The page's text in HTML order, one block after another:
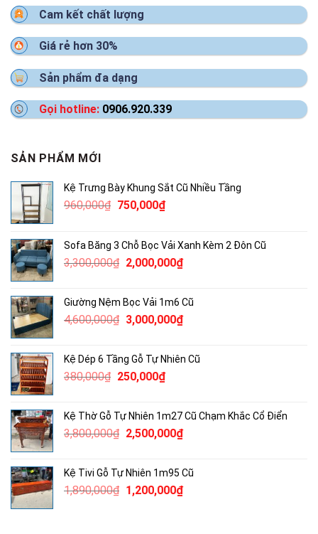
Cam kết chất lượng
Giá rẻ hơn 30%
Sản phẩm đa dạng
Gọi hotline: 0906.920.339
SẢN PHẨM MỚI
Kệ Trưng Bày Khung Sắt Cũ Nhiều Tầng
960,000₫ Giá
960,000₫.
750,000₫Giá
là:
750,000₫.
Sofa Băng 3 Chỗ Bọc Vải Xanh Kèm 2 Đôn Cũ
3,300,000₫ Giá
3,300,000₫.
2,000,000₫Giá
là:
2,000,000₫.
Giường Nệm Bọc Vải 1m6 Cũ
4,600,000₫ Giá
4,600,000₫.
3,000,000₫Giá
là:
Kệ Dép 6 Tầng Gỗ Tự Nhiên Cũ
380,000₫ Giá
380,000₫.
250,000₫Giá
là:
250,000₫.
Kệ Thờ Gỗ Tự Nhiên 1m27 Cũ Chạm Khắc Cổ Điển
3,800,000₫ Giá
3,800,000₫.
2,500,000₫Giá
là:
2,500,000₫.
Kệ Tivi Gỗ Tự Nhiên 1m95 Cũ
1,890,000₫ Giá
1,200,000₫Giá